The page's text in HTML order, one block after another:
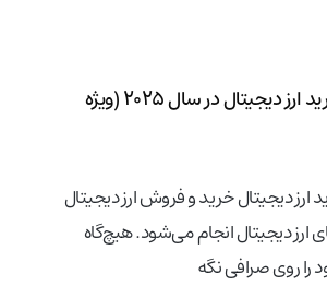
راهنمای کامل خرید ارز دیجیتال در سال ۲۰۲۵ (ویژه
ارز دیجیتال خرید و فروش ارز دیجیتال
ارز دیجیتال انجام می‌شود. هیچ‌گاه
را روی صرافی نگه